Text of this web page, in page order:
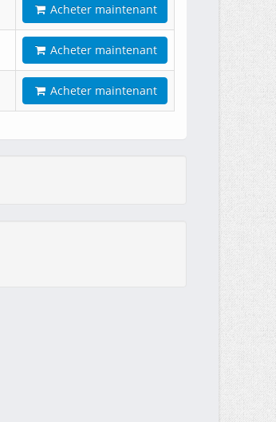
Acheter maintenant
Acheter maintenant
Acheter maintenant